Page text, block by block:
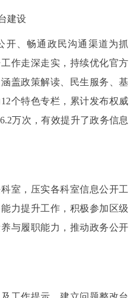
建设
、畅通政民沟通渠道为抓
作走深走实，持续优化官方
盖政策解读、民生服务、基
个特色专栏，累计发布权威
万次，有效提升了政务信息
，压实各科室信息公开工
力提升工作，积极参加区级
与履职能力，推动政务公开